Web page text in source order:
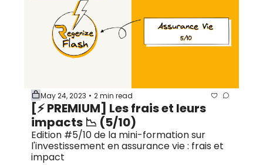
May 24, 2023 • 2 min read
[⚡️ PREMIUM] Les frais et leurs
impacts 📉 (5/10)
Edition #5/10 de la mini-formation sur
l'investissement en assurance vie : frais et
impact